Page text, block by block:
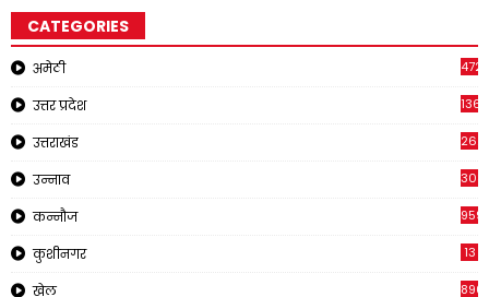
CATEGORIES
अमेठी 4721
उत्तर प्रदेश 1368
उत्तराखंड
उन्नाव 308
कन्नौज 959
कुशीनगर 13
खेल 890